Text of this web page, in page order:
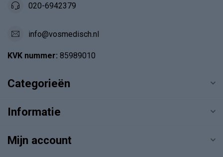
020-6942379
info@vosmedisch.nl
KVK nummer: 85989010
Categorieën
Informatie
Mijn account